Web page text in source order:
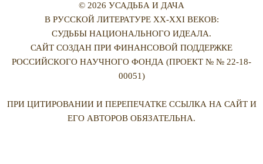
© 2026 УСАДЬБА И ДАЧА
В РУССКОЙ ЛИТЕРАТУРЕ XX-XXI ВЕКОВ:
СУДЬБЫ НАЦИОНАЛЬНОГО ИДЕАЛА.
САЙТ СОЗДАН ПРИ ФИНАНСОВОЙ ПОДДЕРЖКЕ
РОССИЙСКОГО НАУЧНОГО ФОНДА (ПРОЕКТ № № 22-18-
00051)
ПРИ ЦИТИРОВАНИИ И ПЕРЕПЕЧАТКЕ ССЫЛКА НА САЙТ И
ЕГО АВТОРОВ ОБЯЗАТЕЛЬНА.